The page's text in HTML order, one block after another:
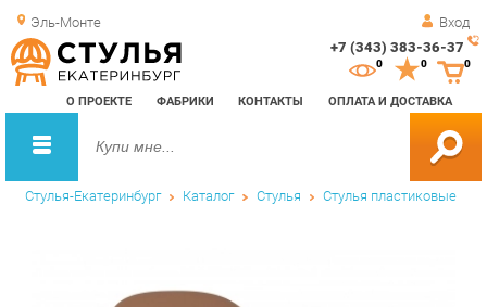
Эль-Монте Вход
+7 (343) 383-36-37
О ПРОЕКТЕ ФАБРИКИ КОНТАКТЫ ОПЛАТА И ДОСТАВКА
0 0
Стулья-Екатеринбург Каталог Стулья Стулья пластиковые